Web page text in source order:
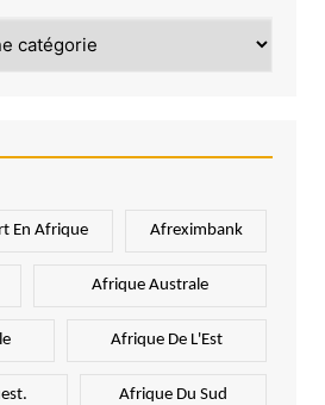
En Afrique Afreximbank
Afrique Australe
Afrique De L'Est
Afrique Du Sud